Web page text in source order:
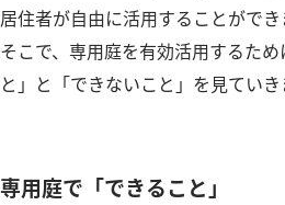
居住者が自由に活用することができ
そこで、専用庭を有効活用するた
と」と「できないこと」を見ていき
専用庭で「できること」